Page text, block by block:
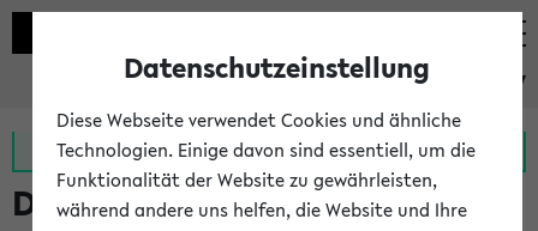
eKVV
Zur MeineUni App Zum MeineUni Portal
Das Lehrangebot der
Datenschutzeinstellung
Diese Webseite verwendet Cookies und ähnliche
Technologien. Einige davon sind essentiell, um die
Funktionalität der Website zu gewährleisten,
während andere uns helfen, die Website und Ihre